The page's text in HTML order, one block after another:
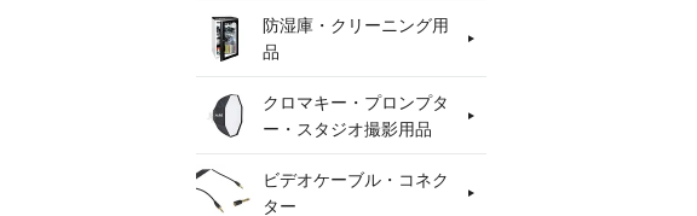
防湿庫・クリーニング用
品
クロマキー・プロンプタ
ー・スタジオ撮影用品
ビデオケーブル・コネク
ター